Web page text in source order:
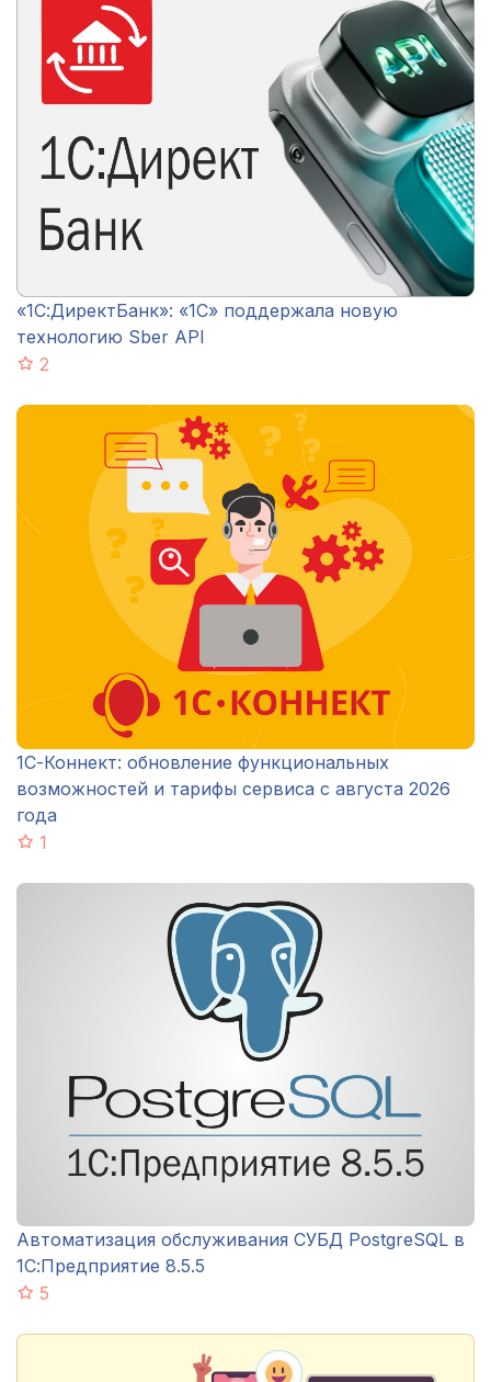
«1С:ДиректБанк»: «1С» поддержала новую
технологию Sber API
2
1С-Коннект: обновление функциональных
возможностей и тарифы сервиса с августа 2026
года
1
Автоматизация обслуживания СУБД PostgreSQL в
1С:Предприятие 8.5.5
5